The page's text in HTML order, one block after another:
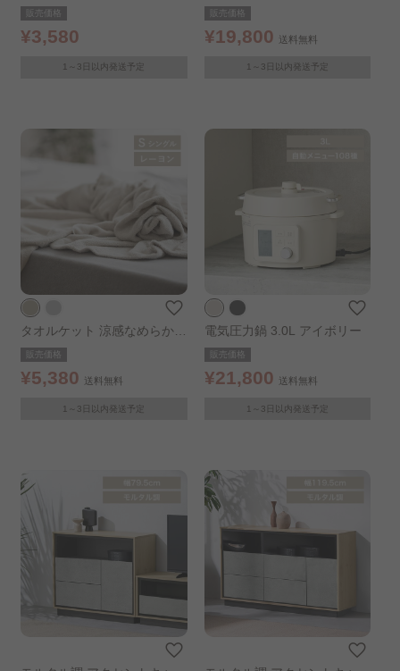
ナリーイエロー
販売価格
¥3,580
1～3日以内発送予定
セット ベニワレン風 185×18
5cm
販売価格
¥19,800 送料無料
1～3日以内発送予定
タオルケット 涼感なめらかレ
ーヨン シングル ベージュ
販売価格
¥5,380 送料無料
1～3日以内発送予定
電気圧力鍋 3.0L アイボリー
販売価格
¥21,800 送料無料
1～3日以内発送予定